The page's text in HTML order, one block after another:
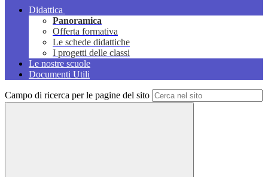
Didattica
Panoramica
Offerta formativa
Le schede didattiche
I progetti delle classi
Le nostre scuole
Documenti Utili
Campo di ricerca per le pagine del sito